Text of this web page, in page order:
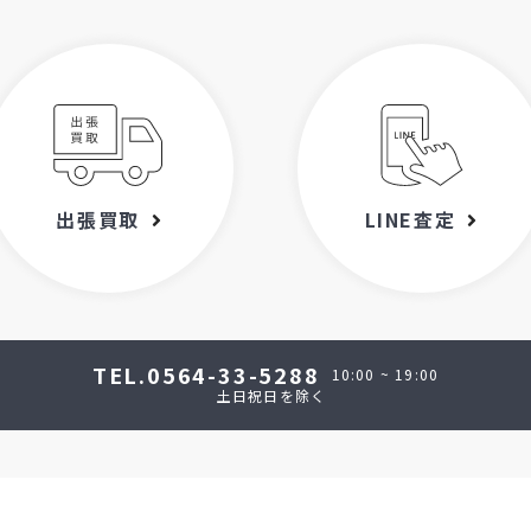
出張買取 LINE査定
TEL.0564-33-5288
10:00 ~ 19:00
土日祝日を除く